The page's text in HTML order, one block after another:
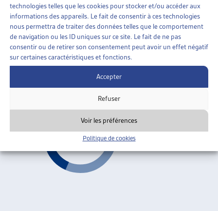
technologies telles que les cookies pour stocker et/ou accéder aux
informations des appareils. Le fait de consentir à ces technologies
nous permettra de traiter des données telles que le comportement
de navigation ou les ID uniques sur ce site. Le fait de ne pas
consentir ou de retirer son consentement peut avoir un effet négatif
sur certaines caractéristiques et fonctions.
Accepter
Refuser
Voir les préférences
Politique de cookies
ENJEUX SOCIAUX»ENDETTEMENT ET
SURENDETTEMENT» FAITS ET CHIFFRES
ENDETTEMENT DES MÉNAGES PRIVÉS ET
RAPPORT À L’ARGENT
OFS, données à jour
Faits et chiffres